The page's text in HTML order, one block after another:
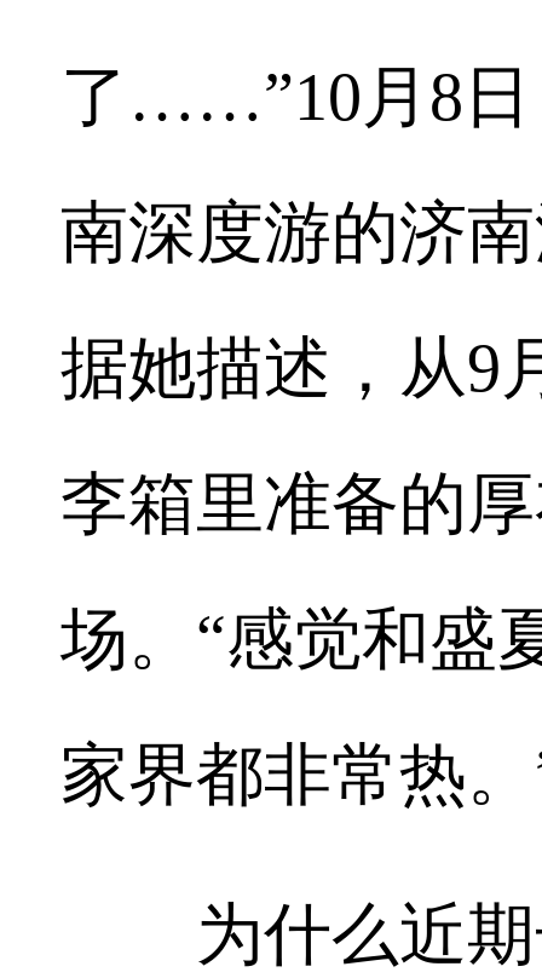
了……”10月8日
南深度游的济
据她描述，从9
李箱里准备的
场。“感觉和盛
家界都非常热
为什么近期